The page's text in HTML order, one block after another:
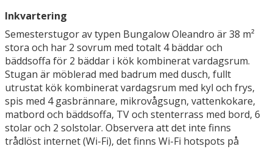
Inkvartering
Semesterstugor av typen Bungalow Oleandro är 38 m²
stora och har 2 sovrum med totalt 4 bäddar och
bäddsoffa för 2 bäddar i kök kombinerat vardagsrum.
Stugan är möblerad med badrum med dusch, fullt
utrustat kök kombinerat vardagsrum med kyl och frys,
spis med 4 gasbrännare, mikrovågsugn, vattenkokare,
matbord och bäddsoffa, TV och stenterrass med bord, 6
stolar och 2 solstolar. Observera att det inte finns
trådlöst internet (Wi-Fi), det finns Wi-Fi hotspots på